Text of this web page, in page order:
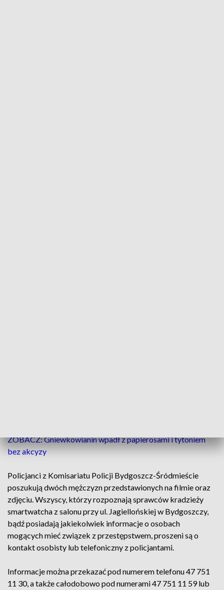
ZOBACZ: Gniewkowianin wpadł z papierosami i tytoniem
bez akcyzy
Policjanci z Komisariatu Policji Bydgoszcz-Śródmieście
poszukują dwóch mężczyzn przedstawionych na filmie oraz
zdjęciu. Wszyscy, którzy rozpoznają sprawców kradzieży
smartwatcha z salonu przy ul. Jagiellońskiej w Bydgoszczy,
bądź posiadają jakiekolwiek informacje o osobach
mogących mieć związek z przestępstwem, proszeni są o
kontakt osobisty lub telefoniczny z policjantami.
Informacje można przekazać pod numerem telefonu 47 751
11 30, a także całodobowo pod numerami 47 751 11 59 lub